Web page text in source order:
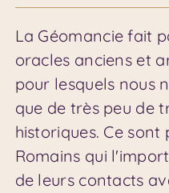
La Géomancie fait
oracles anciens et
pour lesquels nous
que de très peu de
historiques. Ce sont
Romains qui
de leurs contacts